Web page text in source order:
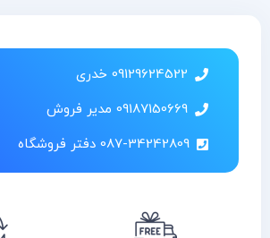
09129624522 خدری
09187150669 مدیر فروش
087-34242809 دفتر فروشگاه